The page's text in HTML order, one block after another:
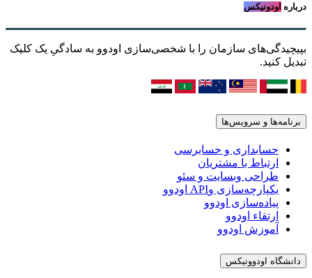
درباره اودونیکس
بپیچیدگی‌های سازمان را با شخصی‌سازی اودوو به سادگیِ یک کلیک
تبدیل کنید.
برنامه‌ها و سرویس‌ها
حسابداری و حسابرسی
ارتباط با مشتریان
طراحی وبسایت و سئو
یکپارچه‌سازی وAPI اودوو
پیاده‌سازی اودوو
ارتقاء اودوو
آموزش اودوو
دانشگاه اودوونیکس